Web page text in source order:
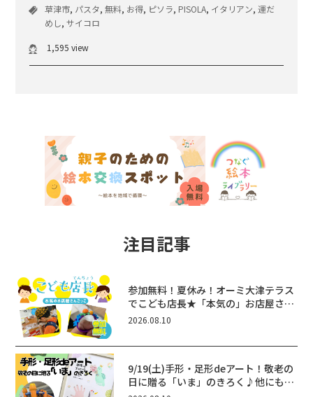
草津市, パスタ,無料, お得, ピソラ, PISOLA, イタリアン,運だ
めし,サイコロ
1,595 view
注目記事
参加無料！夏休み！オーミ大津テラス
でこども店長★「本気の」お店屋さん
ごっこ8/22(土)開催！&ワークショッ
2026.08.10
9/19(土)手形・足形deアート！敬老の
日に贈る「いま」のきろく♪他にもふ